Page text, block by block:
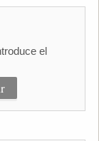
el